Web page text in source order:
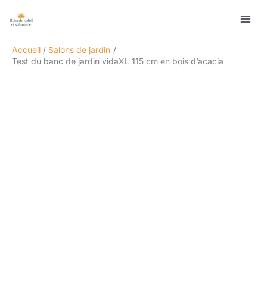
Accueil
Salons de jardin
Test du banc de jardin vidaXL 115 cm en bois d’acacia